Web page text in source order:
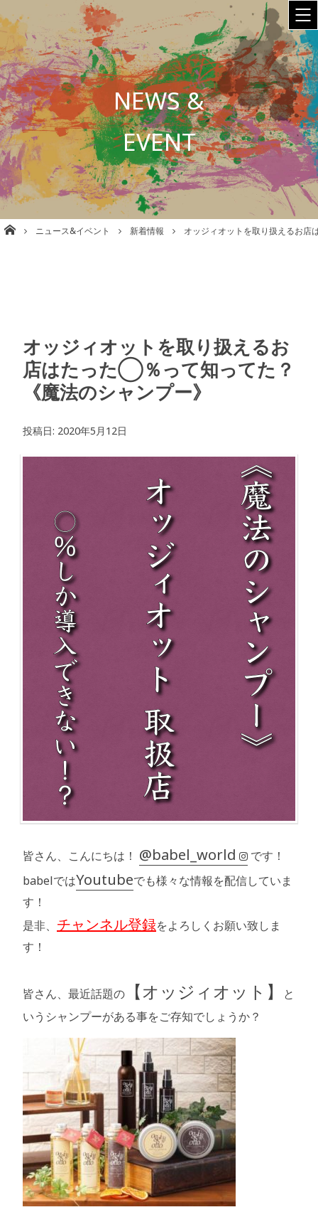
NEWS &
EVENT
株式会社babel 美容室/理容室/ネイル/各種事業運営 大阪
ニュース&イベント 新着情報 オッジィオットを取り扱えるお
オッジィオットを取り扱えるお
店はたった◯％って知ってた？
《魔法のシャンプー》
投稿日: 2020年5月12日
皆さん、こんにちは！ @babel_world
です！
babelではYoutubeでも様々な情報を配信していま
す！
是非、 チャンネル登録をよろしくお願い致しま
す！
皆さん、最近話題の 【オッジィオット】
と
いうシャンプーがある事をご存知でしょうか？